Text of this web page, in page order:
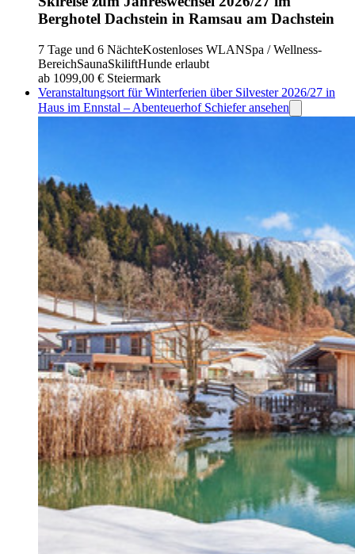
Berghotel Dachstein in Ramsau am Dachstein
7 Tage und 6 NächteKostenloses WLANSpa / Wellness-
BereichSaunaSkiliftHunde erlaubt
ab 1099,00 € Steiermark
Veranstaltungsort für Winterferien über Silvester 2026/27 in
Haus im Ennstal – Abenteuerhof Schiefer ansehen